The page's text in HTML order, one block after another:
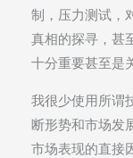
制，压力测试，
真相的探寻，甚
十分重要甚至是
我很少使用所谓
断形势和市场发
市场表现的直接